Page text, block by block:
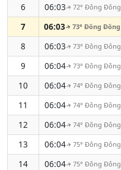
6
06:03↑72° Đông
7
06:03↑73° Đông Đông
8
06:03↑73° Đông
9
06:04↑73° Đông
10
06:04↑ 74° Đông
11
06:04↑ 74° Đông
12
06:04↑ 74° Đông
13
06:04↑ 75° Đông
14
06:04↑ 75° Đông